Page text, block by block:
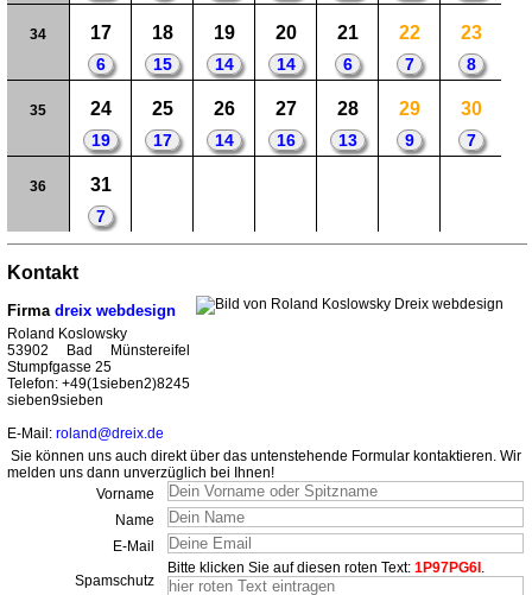
34 17
6
18
15
19
14
20
14
21
6
22
7
23
8
35 24
19
25
17
26
14
27
16
28
13
29
9
30
7
36 31
7
Kontakt
Firma dreix webdesign
Roland Koslowsky
53902 Bad Münstereifel
Stumpfgasse 25
Telefon: +49(1sieben2)8245
sieben9sieben
E-Mail: roland@dreix.de
Sie können uns auch direkt über das untenstehende Formular kontaktieren. Wir
melden uns dann unverzüglich bei Ihnen!
Vorname
Name
E-Mail
Spamschutz
Bitte klicken Sie auf diesen roten Text: 1P97PG6I .